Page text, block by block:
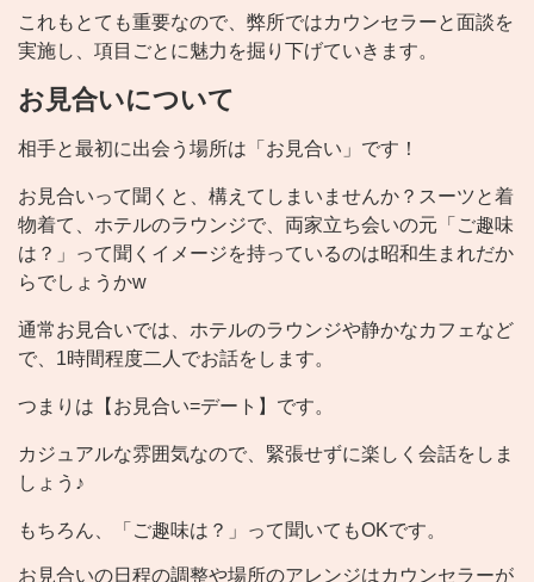
これもとても重要なので、弊所ではカウンセラーと面談を
実施し、項目ごとに魅力を掘り下げていきます。
お見合いについて
相手と最初に出会う場所は「お見合い」です！
お見合いって聞くと、構えてしまいませんか？スーツと着
物着て、ホテルのラウンジで、両家立ち会いの元「ご趣味
は？」って聞くイメージを持っているのは昭和生まれだか
らでしょうかw
通常お見合いでは、ホテルのラウンジや静かなカフェなど
で、1時間程度二人でお話をします。
つまりは【お見合い=デート】です。
カジュアルな雰囲気なので、緊張せずに楽しく会話をしま
しょう♪
もちろん、「ご趣味は？」って聞いてもOKです。
お見合いの日程の調整や場所のアレンジはカウンセラーが